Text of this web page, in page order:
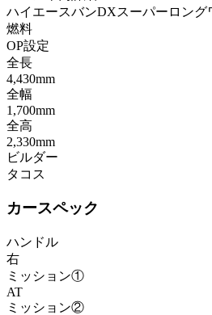
ハイエースバンDXスーパーロング
燃料
OP設定
全長
4,430mm
全幅
1,700mm
全高
2,330mm
ビルダー
タコス
カースペック
ハンドル
右
ミッション①
AT
ミッション②